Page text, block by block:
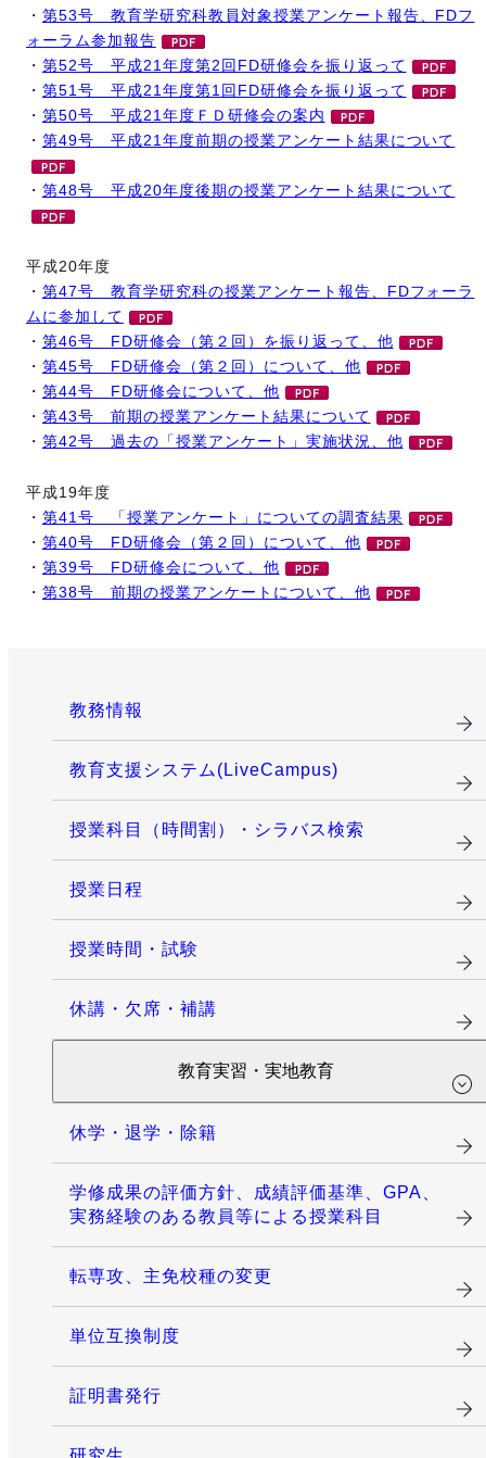
・ 第53号 教育学研究科教員対象授業アンケート報告、FDフ
ォーラム参加報告
・ 第52号 平成21年度第2回FD研修会を振り返って
・ 第51号 平成21年度第1回FD研修会を振り返って
・ 第50号 平成21年度ＦＤ研修会の案内
・ 第49号 平成21年度前期の授業アンケート結果について
・ 第48号 平成20年度後期の授業アンケート結果について
平成20年度
・ 第47号 教育学研究科の授業アンケート報告、FDフォーラ
ムに参加して
・ 第46号 FD研修会（第２回）を振り返って、他
・ 第45号 FD研修会（第２回）について、他
・ 第44号 FD研修会について、他
・ 第43号 前期の授業アンケート結果について
・ 第42号 過去の「授業アンケート」実施状況、他
平成19年度
・ 第41号 「授業アンケート」についての調査結果
・ 第40号 FD研修会（第２回）について、他
・ 第39号 FD研修会について、他
・ 第38号 前期の授業アンケートについて、他
教務情報
教育支援システム(LiveCampus)
授業科目（時間割）・シラバス検索
授業日程
授業時間・試験
休講・欠席・補講
教育実習・実地教育
休学・退学・除籍
学修成果の評価方針、成績評価基準、GPA、
実務経験のある教員等による授業科目
転専攻、主免校種の変更
単位互換制度
証明書発行